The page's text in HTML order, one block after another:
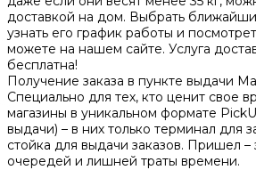
доставкой на дом. Выбрать
узнать его график работы и
можете на нашем сайте. Услуга
бесплатна!
Получение заказа в пункте выдачи
Специально для тех, кто ценит свое
магазины в уникальном формате
выдачи) – в них только терминал для
стойка для выдачи заказов. Пришел –
очередей и лишней траты времени.